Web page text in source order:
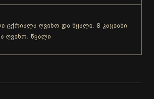
ცქრიალა ღვინო და წყალი. 8 კაციანი
ღვინო, წყალი